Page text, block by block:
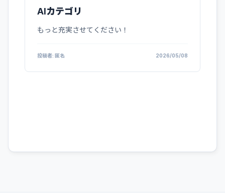
AIカテゴリ
もっと充実させてください！
投稿者: 匿名 2026/05/08